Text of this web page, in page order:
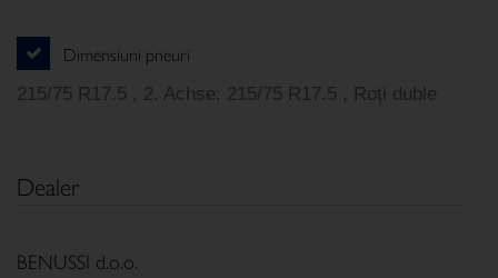
Dimensiuni pneuri
215/75 R17.5 , 2. Achse: 215/75 R17.5 , Roți duble
Dealer
BENUSSI d.o.o.